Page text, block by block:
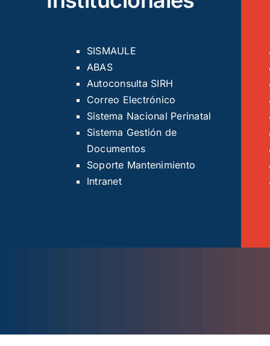
SISMAULE
ABAS
Autoconsulta SIRH
Correo Electrónico
Sistema Nacional Perinatal
Sistema Gestión de
Documentos
Soporte Mantenimiento
Intranet